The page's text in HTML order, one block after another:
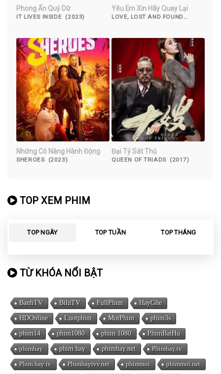
Phong Ấn Quỷ Dữ
IT LIVES INSIDE (2023)
Yêu Em Xin Hãy Quay Lại
LOVE, LOST AND FOUND
Những Cô Nàng Hành Động
SHEROES (2023)
Đại Tỷ Sát Thủ
QUEEN OF TRIADS (2017)
TOP XEM PHIM
TOP NGÀY TOP TUẦN TOP THÁNG
TỪ KHÓA NỔI BẬT
BanhTV BiluTV FullPhim HayGhe
HDOnline Luotphim MotPhim phim3s
phim14 phim1080 phim 1080 PhimBatHu
phimhay phim hay phimhay.net Phimhay.tv
Phim hay tv Phimhaytvv.net phimmoi phimmoi.net